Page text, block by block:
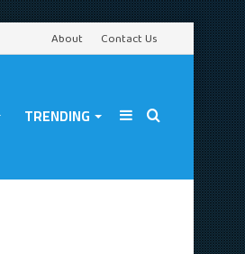
About Contact Us
TRENDING Search
Sidebar